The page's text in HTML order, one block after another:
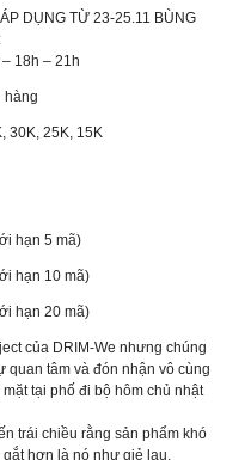
DỤNG TỪ 23-25.11 BÙNG
18h – 21h
hàng
30K, 25K, 15K
hạn 5 mã)
hạn 10 mã)
hạn 20 mã)
của DRIM-We nhưng chúng
quan tâm và đón nhận vô cùng
tại phố đi bộ hôm chủ nhật
trái chiều rằng sản phẩm khó
gắt hơn là nó như giẻ lau.